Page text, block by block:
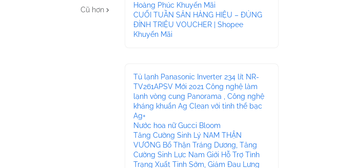
Cũ hơn
Hoàng Phúc Khuyến Mãi
CUỐI TUẦN SĂN HÀNG HIỆU – ĐỦNG
ĐỈNH TRIỆU VOUCHER | Shopee
Khuyến Mãi
Tủ lạnh Panasonic Inverter 234 lít NR-
TV261APSV Mới 2021 Công nghệ làm
lạnh vòng cung Panorama , Công nghệ
kháng khuẩn Ag Clean với tinh thể bạc
Ag+
Nước hoa nữ Gucci Bloom
Tăng Cường Sinh Lý NAM THẬN
VƯƠNG Bổ Thận Tráng Dương, Tăng
Cường Sinh Lực Nam Giới Hỗ Trợ Tình
Trạng Xuất Tinh Sớm, Giảm Đau Lưng